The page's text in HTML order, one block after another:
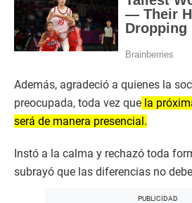
Además, agradeció a quienes la
preocupada, toda vez que la
será de manera presencial.
Instó a la calma y rechazó toda
subrayó que las diferencias no